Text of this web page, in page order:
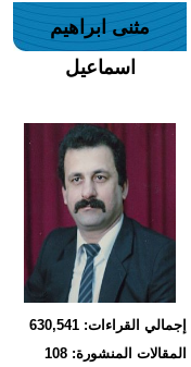
مثنى ابراهيم
اسماعيل
إجمالي القراءات: 630,541
المقالات المنشورة: 108